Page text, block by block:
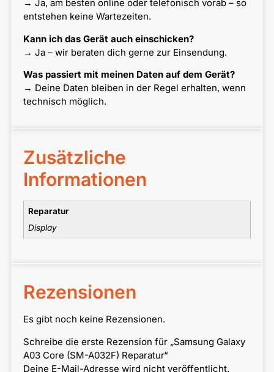
→ Ja, am besten online oder telefonisch vorab – so
entstehen keine Wartezeiten.
Kann ich das Gerät auch einschicken?
→ Ja – wir beraten dich gerne zur Einsendung.
Was passiert mit meinen Daten auf dem Gerät?
→ Deine Daten bleiben in der Regel erhalten, wenn
technisch möglich.
Zusätzliche
Informationen
Reparatur
Display
Rezensionen
Es gibt noch keine Rezensionen.
Schreibe die erste Rezension für „Samsung Galaxy
A03 Core (SM-A032F) Reparatur“
Deine E-Mail-Adresse wird nicht veröffentlicht.